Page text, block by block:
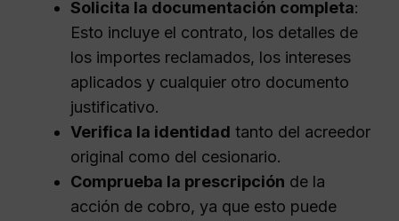
Solicita la documentación completa:
Esto incluye el contrato, los detalles de
los importes reclamados, los intereses
aplicados y cualquier otro documento
justificativo.
Verifica la identidad tanto del acreedor
original como del cesionario.
Comprueba la prescripción de la
acción de cobro, ya que esto puede